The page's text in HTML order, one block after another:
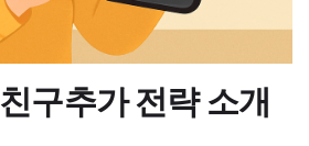
구추가 전략 소개